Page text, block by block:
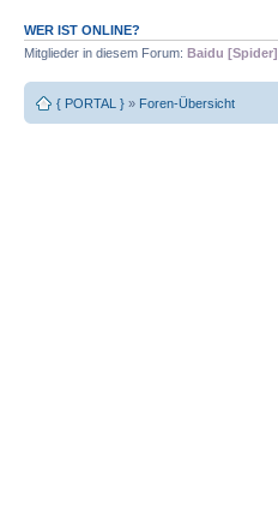
WER IST ONLINE?
Mitglieder in diesem Forum: Baidu [Spider]
{ PORTAL } » Foren-Übersicht